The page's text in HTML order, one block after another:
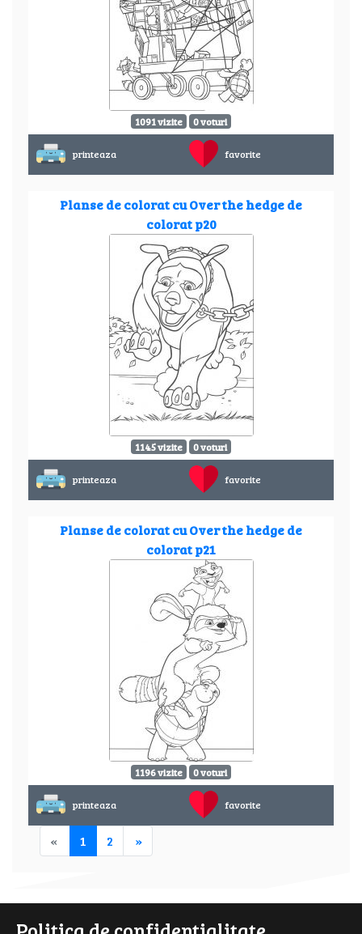
1091 vizite 0 voturi
printeaza favorite
Planse de colorat cu Over the hedge de
colorat p20
1145 vizite 0 voturi
printeaza favorite
Planse de colorat cu Over the hedge de
colorat p21
1196 vizite 0 voturi
printeaza favorite
« 1 2 »